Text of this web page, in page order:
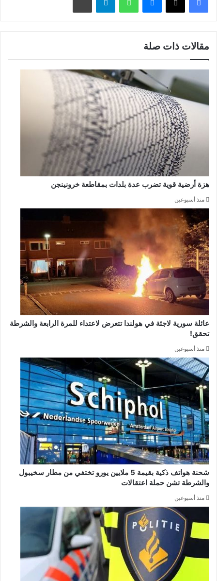
مقالات ذات صلة
هزة أرضية قوية تضرب عدة بلدات بمقاطعة خرونينجن
منذ أسبوعين
عائلة سورية لاجئة في هولندا تتعرض لاعتداء للمرة الرابعة والشرطة
تحقق!
منذ أسبوعين
شحنة هواتف ذكية بقيمة 5 ملايين يورو تختفي من مطار سخيبول
والشرطة تشن حملة اعتقالات
منذ أسبوعين